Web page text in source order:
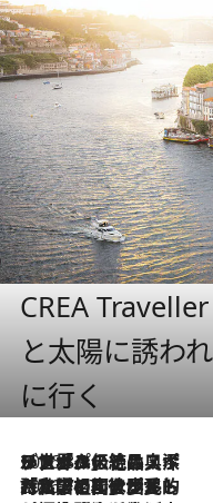
CREA
と太陽に誘わ
に行く
2026.8.8
リスボンの絶品スイーツ「パステル・デ・ナタ」とは？ポルトガル伝統の奥深い世界へ
2026.7.27
「私の祖国はポルトガル語です」国民的詩人フェルナンド・ペソアと、彼が愛した文学の街を歩く